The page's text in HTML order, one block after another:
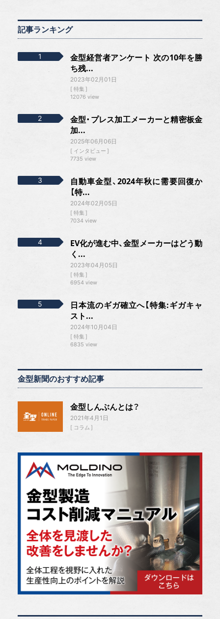
記事ランキング
金型経営者アンケート 次の10年を勝
ち残...
2023年02月01日
特集
12076 view
金型・プレス加工メーカーと精密板金
加...
2025年06月06日
インタビュー
7735 view
自動車金型、2024年秋に需要回復か
【特...
2024年02月05日
特集
7034 view
EV化が進む中、金型メーカーはどう動
く...
2023年04月05日
特集
6954 view
日本流のギガ確立へ【特集:ギガキャ
スト...
2024年10月04日
特集
6835 view
金型新聞のおすすめ記事
金型しんぶんとは？
2021年4月1日
コラム